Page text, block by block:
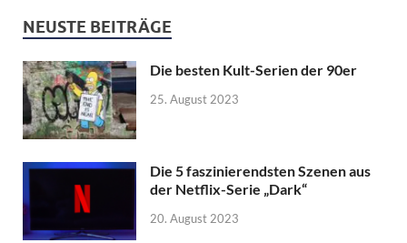
NEUSTE BEITRÄGE
Die besten Kult-Serien der 90er
25. August 2023
Die 5 faszinierendsten Szenen aus
der Netflix-Serie „Dark“
20. August 2023